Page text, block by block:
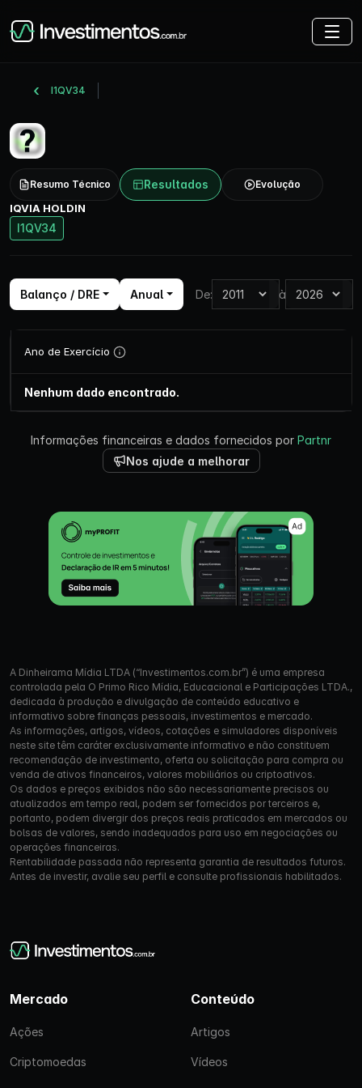
I1QV34
Resumo Técnico Resultados Evolução
IQVIA HOLDIN
I1QV34
Balanço / DRE Anual De: à
Ano de Exercício
Nenhum dado encontrado.
Informações financeiras e dados fornecidos por Partnr
Nos ajude a melhorar
A Dinheirama Mídia LTDA (“Investimentos.com.br”) é uma empresa
controlada pela O Primo Rico Mídia, Educacional e Participações LTDA.,
dedicada à produção e divulgação de conteúdo educativo e
informativo sobre finanças pessoais, investimentos e mercado.
As informações, artigos, vídeos, cotações e simuladores disponíveis
neste site têm caráter exclusivamente informativo e não constituem
recomendação de investimento, oferta ou solicitação para compra ou
venda de ativos financeiros, valores mobiliários ou criptoativos.
Os dados e preços exibidos não são necessariamente precisos ou
atualizados em tempo real, podem ser fornecidos por terceiros e,
portanto, podem divergir dos preços reais praticados em mercados ou
bolsas de valores, sendo inadequados para uso em negociações ou
operações financeiras.
Rentabilidade passada não representa garantia de resultados futuros.
Antes de investir, avalie seu perfil e consulte profissionais habilitados.
Mercado
Ações
Criptomoedas
Conteúdo
Artigos
Vídeos